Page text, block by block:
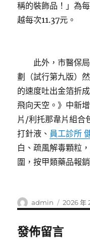
稱的裝飾品！」為
越每次11.37元。
此外，市醫保局
劃（試行第九版）
的速度吐出金箔折
飛向天空。》中新
片/利托那韋片組合
打針液、 員工診所
白、疏風解毒顆粒
圍，按甲類藥品報銷
作
者
admin
發
佈
2026 年
發佈留言